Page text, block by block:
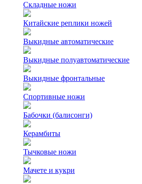
Складные ножи
Китайские реплики ножей
Выкидные автоматические
Выкидные полуавтоматические
Выкидные фронтальные
Спортивные ножи
Бабочки (балисонги)
Керамбиты
Тычковые ножи
Мачете и кукри